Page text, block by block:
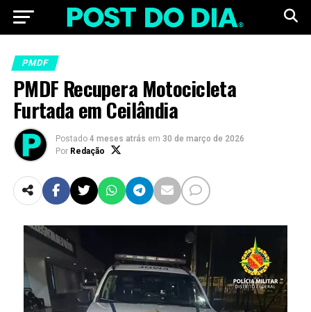
PMDF
PMDF Recupera Motocicleta
Furtada em Ceilândia
Postado 4 meses atrás em 30 de março de 2026
Por Redação